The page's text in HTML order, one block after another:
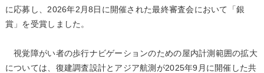
に応募し、2026年2月8日に開催された最終審査会において「銀
賞」を受賞しました。
視覚障がい者の歩行ナビゲーションのための屋内計測範囲の拡大
については、復建調査設計とアジア航測が2025年9月に開催した共